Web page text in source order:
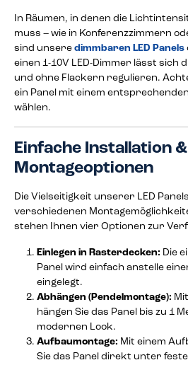
In Räumen, in denen die
muss – wie in Konferenzzimmern
sind unsere dimmbaren LED Panels
einen 1-10V LED-Dimmer lässt sich
und ohne Flackern regulieren.
ein Panel mit einem
wählen.
Einfache Installation &
Montageoptionen
Die Vielseitigkeit unserer LED
verschiedenen
stehen Ihnen vier Optionen zur
Einlegen in Rasterdecken: Die
Panel wird einfach anstelle
eingelegt.
Abhängen (Pendelmontage):
hängen Sie das Panel bis zu 1
modernen Look.
Aufbaumontage: Mit einem
Sie das Panel direkt unter